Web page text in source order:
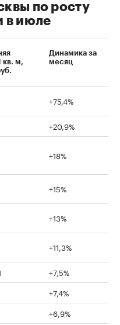
по росту
в июле
кв. м,
Динамика за
месяц
+75,4%
+20,9%
+18%
+15%
+13%
+11,3%
+7,5%
+7,4%
+6,9%